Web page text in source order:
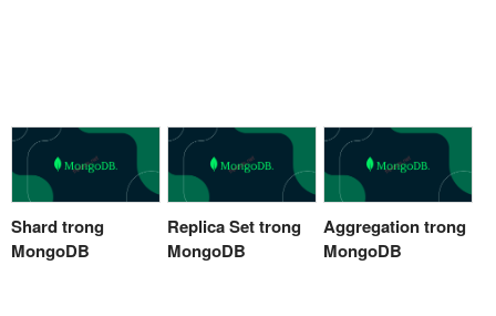
Shard trong
MongoDB
Replica Set trong
MongoDB
Aggregation trong
MongoDB